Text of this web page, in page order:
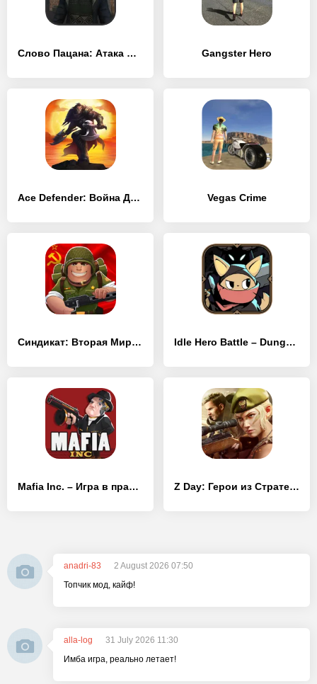
Слово Пацана: Атака Чушпанов Gangster Hero
Ace Defender: Война Драконов Vegas Crime
Синдикат: Вторая Мировая война Idle Hero Battle – Dungeon Master
Mafia Inc. – Игра в праздного магната Z Day: Герои из Стратегии Война
anadri-83
2 August 2026 07:50
Топчик мод, кайф!
alla-log
31 July 2026 11:30
Имба игра, реально летает!